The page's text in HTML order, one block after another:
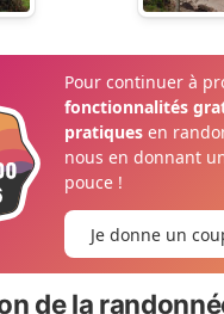
Pour continuer à
fonctionnalités
pratiquesen
nous en donnant
pouce !
Je donne un
de la